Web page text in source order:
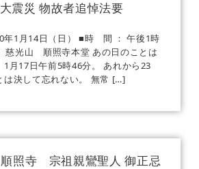
震災 物故者追悼法要
1月14日（日） ■時 間 ： 午後1時
光山 順照寺本堂 あの日のことは
1月17日午前5時46分。 あれから23
は決して忘れない。 無常 […]
照寺 宗祖親鸞聖人 御正忌